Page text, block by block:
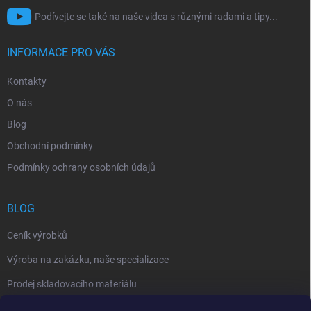
Podívejte se také na naše videa s různými radami a tipy...
INFORMACE PRO VÁS
Kontakty
O nás
Blog
Obchodní podmínky
Podmínky ochrany osobních údajů
BLOG
Ceník výrobků
Výroba na zakázku, naše specializace
Prodej skladovacího materiálu